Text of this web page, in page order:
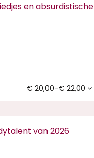
en absurdistische
€ 20,00–€ 22,00
van 2026